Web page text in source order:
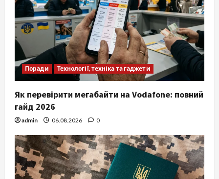
Поради Технології, техніка та гаджети
Як перевірити мегабайти на Vodafone: повний
гайд 2026
admin 06.08.2026 0